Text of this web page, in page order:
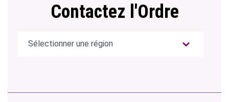
Contactez l'Ordre